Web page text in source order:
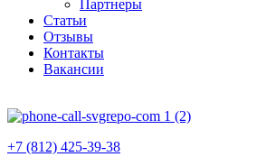
Партнеры
Статьи
Отзывы
Контакты
Вакансии
+7 (812) 425-39-38